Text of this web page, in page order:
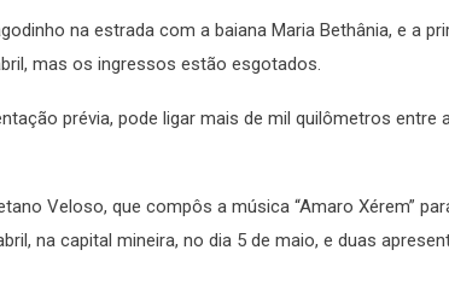
na estrada com a baiana Maria Bethânia, e a
mas os ingressos estão esgotados.
prévia, pode ligar mais de mil quilômetros entre
Veloso, que compôs a música “Amaro Xérem”
na capital mineira, no dia 5 de maio, e duas